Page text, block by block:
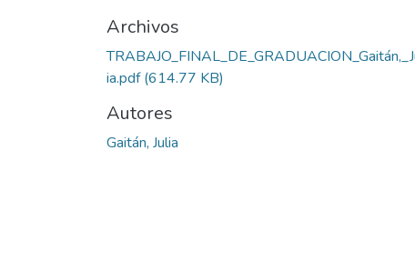
Archivos
ia.pdf(614.77 KB)
Autores
Gaitán, Julia